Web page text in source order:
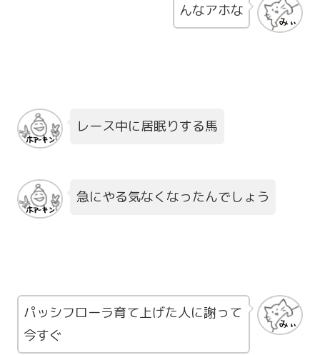
んなアホな
レース中に居眠りする馬
急にやる気なくなったんでしょう
パッシフローラ育て上げた人に謝って
今すぐ